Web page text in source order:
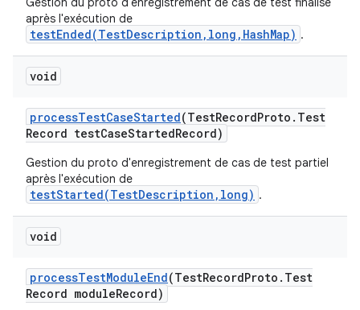
après l'exécution de
testEnded(TestDescription,long,HashMap) .
void
processTestCaseStarted(TestRecordProto . Test
Record testCaseStartedRecord)
Gestion du proto d'enregistrement de cas de test partiel
après l'exécution de
testStarted(TestDescription,long) .
void
processTestModuleEnd(TestRecordProto . Test
Record moduleRecord)